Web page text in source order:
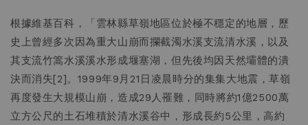
根據維基百科，「雲林縣草嶺地區位於極不穩定的地層，歷
史上曾經多次因為重大山崩而攔截濁水溪支流清水溪，以及
其支流竹篙水溪溪水形成堰塞湖，但先後均因天然壩體的潰
決而消失[2]。1999年9月21日凌晨時分的集集大地震，草嶺
再度發生大規模山崩，造成29人罹難，同時將約1億2500萬
立方公尺的土石堆積於清水溪谷中，形成長約5公里，高約